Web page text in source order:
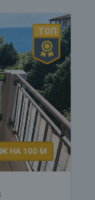
НА 100 М